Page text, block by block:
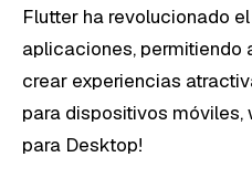
Flutter ha revolucionado
aplicaciones, permitiendo
crear experiencias
para dispositivos móviles,
para Desktop!